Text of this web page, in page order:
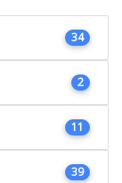
34
2
11
39